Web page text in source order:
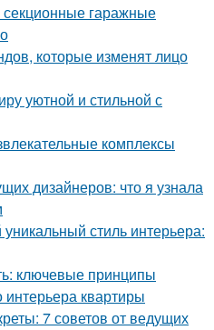
гаражные
которые изменят лицо
уютной и стильной с
комплексы
дизайнеров: что я узнала
стиль интерьера:
ключевые принципы
квартиры
7 советов от ведущих